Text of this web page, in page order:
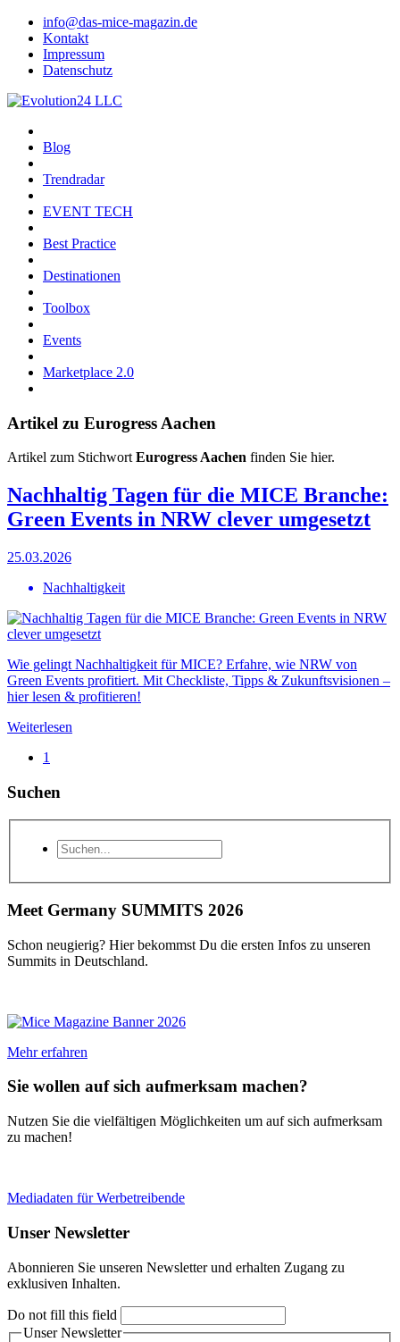
info@das-mice-magazin.de
Kontakt
Impressum
Datenschutz
Blog
Trendradar
EVENT TECH
Best Practice
Destinationen
Toolbox
Events
Marketplace 2.0
Artikel zu Eurogress Aachen
Artikel zum StichwortEurogress Aachen finden Sie hier.
Nachhaltig Tagen für die MICE Branche:
Green Events in NRW clever umgesetzt
25.03.2026
Nachhaltigkeit
Wie gelingt Nachhaltigkeit für MICE? Erfahre, wie NRW von
Green Events profitiert. Mit Checkliste, Tipps & Zukunftsvisionen –
hier lesen & profitieren!
Weiterlesen
1
Suchen
Meet Germany SUMMITS 2026
Schon neugierig? Hier bekommst Du die ersten Infos zu unseren
Summits in Deutschland.
Mehr erfahren
Sie wollen auf sich aufmerksam machen?
Nutzen Sie die vielfältigen Möglichkeiten um auf sich aufmerksam
zu machen!
Mediadaten für Werbetreibende
Unser Newsletter
Abonnieren Sie unseren Newsletter und erhalten Zugang zu
exklusiven Inhalten.
Do not fill this field
Unser Newsletter